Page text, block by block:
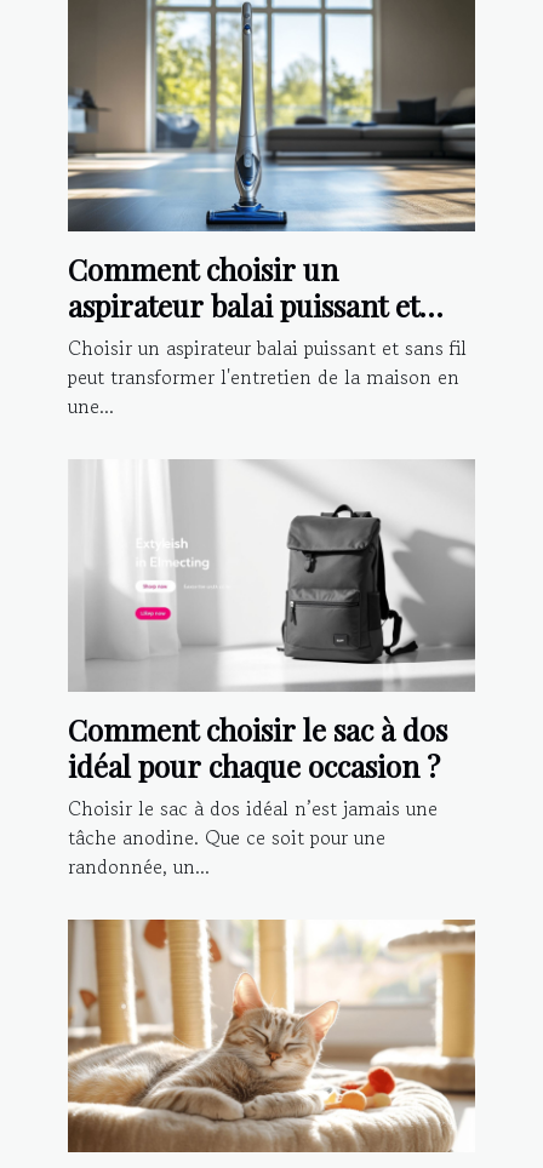
Comment choisir un
aspirateur balai puissant et
sans fil ?
Choisir un aspirateur balai puissant et sans fil
peut transformer l'entretien de la maison en
une...
Comment choisir le sac à dos
idéal pour chaque occasion ?
Choisir le sac à dos idéal n’est jamais une
tâche anodine. Que ce soit pour une
randonnée, un...